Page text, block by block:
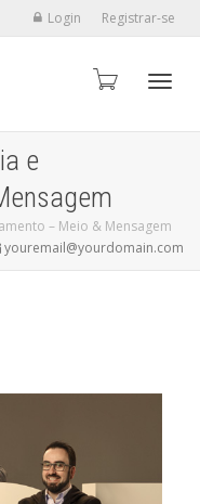
Login Registrar-se
e
– Meio & Mensagem
youremail@yourdomain.com